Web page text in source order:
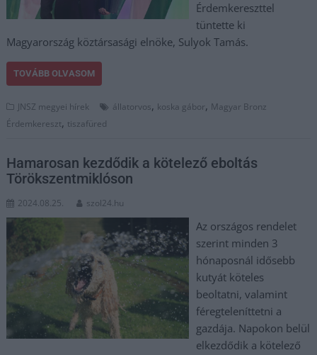
Érdemkereszttel
tüntette ki
Magyarország köztársasági elnöke, Sulyok Tamás.
TOVÁBB OLVASOM
JNSZ megyei hírek állatorvos, koska gábor, Magyar Bronz
Érdemkereszt, tiszafüred
Hamarosan kezdődik a kötelező eboltás
Törökszentmiklóson
2024.08.25. szol24.hu
Az országos rendelet
szerint minden 3
hónaposnál idősebb
kutyát köteles
beoltatni, valamint
féregteleníttetni a
gazdája. Napokon belül
elkezdődik a kötelező